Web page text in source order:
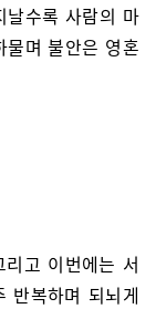
날수록 사람의 마
며 불안은 영혼
고 이번에는 서
반복하며 되뇌게